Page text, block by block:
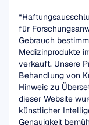
für
Gebrauch
Medizinprodukte
verkauft. Unsere
Behandlung von
Hinweis zu
dieser Website
künstlicher
Genauigkeit